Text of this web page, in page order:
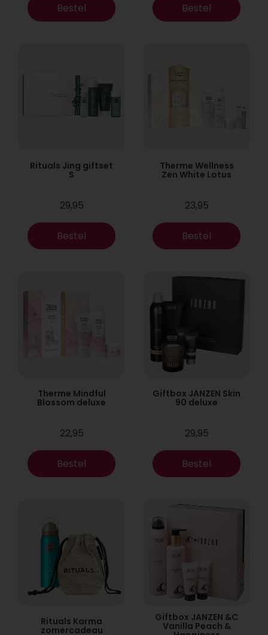
Bestel Bestel
Rituals Jing giftset
S
29,95
Bestel
Therme Wellness
Zen White Lotus
23,95
Bestel
Therme Mindful
Blossom deluxe
22,95
Bestel
Giftbox JANZEN Skin
90 deluxe
29,95
Bestel
Rituals Karma
zomercadeau
Giftbox JANZEN &C
Vanilla Peach &